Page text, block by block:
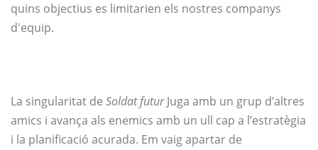
quins objectius es limitarien els nostres companys
d'equip.
La singularitat de Soldat futurJuga amb un grup d’altres
amics i avança als enemics amb un ull cap a l’estratègia
i la planificació acurada. Em vaig apartar de